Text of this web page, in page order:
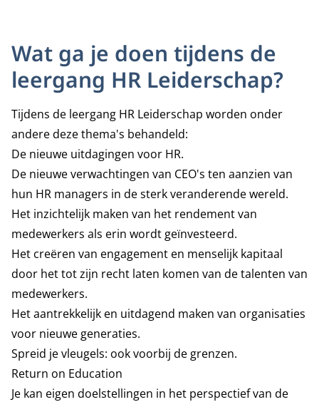
Wat ga je doen tijdens de
leergang HR Leiderschap?
Tijdens de leergang HR Leiderschap worden onder
andere deze thema's behandeld:
De nieuwe uitdagingen voor HR.
De nieuwe verwachtingen van CEO's ten aanzien van
hun HR managers in de sterk veranderende wereld.
Het inzichtelijk maken van het rendement van
medewerkers als erin wordt geïnvesteerd.
Het creëren van engagement en menselijk kapitaal
door het tot zijn recht laten komen van de talenten van
medewerkers.
Het aantrekkelijk en uitdagend maken van organisaties
voor nieuwe generaties.
Spreid je vleugels: ook voorbij de grenzen.
Return on Education
Je kan eigen doelstellingen in het perspectief van de